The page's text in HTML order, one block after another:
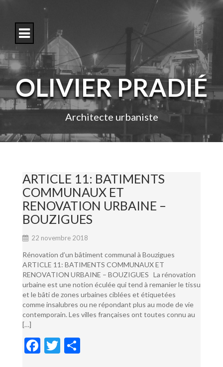
o
c
n
e
OLIVIER PRADIÉ
Architecte urbaniste
ARTICLE 11: BATIMENTS
COMMUNAUX ET
RENOVATION URBAINE –
BOUZIGUES
22 novembre 2018
Rénovation d’un bâtiment communal à Bouzigues
ARTICLE 11: BATIMENTS COMMUNAUX ET
RENOVATION URBAINE – BOUZIGUES La rénovation
urbaine est une notion éculée qui tend à remanier le tissu
et le bâti de zones urbaines ciblées et étiquetées
comme insalubres ou ne répondant plus au mode de vie
contemporain. Les villes françaises ont toutes connu au
[…]
F
T